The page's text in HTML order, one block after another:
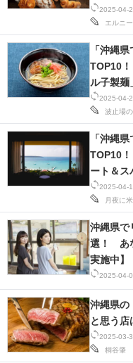
2025-04-
エルニ
名店12選
2025-04-
波止場
「沖縄
TOP10
ル子製麺
2025-04-
月夜に米
「沖縄
TOP10
ート＆
ミ】
2025-04-
沖縄県で
選！ あ
実施中】
2025-03-
桐谷肇
沖縄県
と思う店